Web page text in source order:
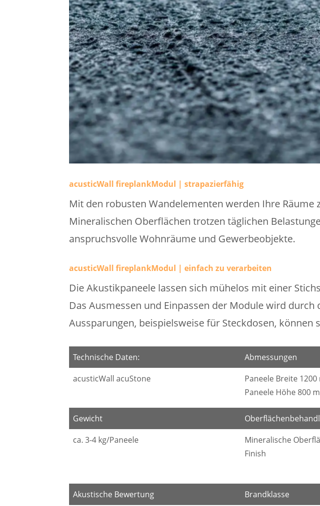
acusticWall fireplankModul | strapazierfähig
Mit den robusten Wandelementen werden Ihre
Mineralischen Oberflächen trotzen täglichen
anspruchsvolle Wohnräume und Gewerbeobjekte.
acusticWall fireplankModul | einfach zu verarbeiten
Die Akustikpaneele lassen sich mühelos mit einer
Das Ausmessen und Einpassen der Module wird
Aussparungen, beispielsweise für Steckdosen,
Technische Daten: Abmessungen
acusticWall acuStone
Paneele Breite 1200
Paneele Höhe 800
Gewicht
ca. 3-4 kg/Paneele
Mineralische
Finish
Akustische Bewertung Brandklasse